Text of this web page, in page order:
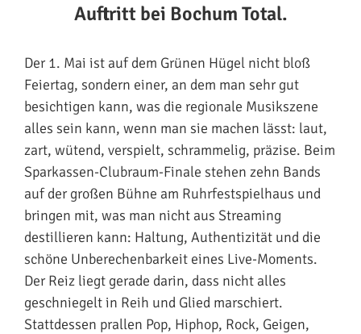
Auftritt bei Bochum Total.
Der 1. Mai ist auf dem Grünen Hügel nicht bloß
Feiertag, sondern einer, an dem man sehr gut
besichtigen kann, was die regionale Musikszene
alles sein kann, wenn man sie machen lässt: laut,
zart, wütend, verspielt, schrammelig, präzise. Beim
Sparkassen-Clubraum-Finale stehen zehn Bands
auf der großen Bühne am Ruhrfestspielhaus und
bringen mit, was man nicht aus Streaming
destillieren kann: Haltung, Authentizität und die
schöne Unberechenbarkeit eines Live-Moments.
Der Reiz liegt gerade darin, dass nicht alles
geschniegelt in Reih und Glied marschiert.
Stattdessen prallen Pop, Hiphop, Rock, Geigen,